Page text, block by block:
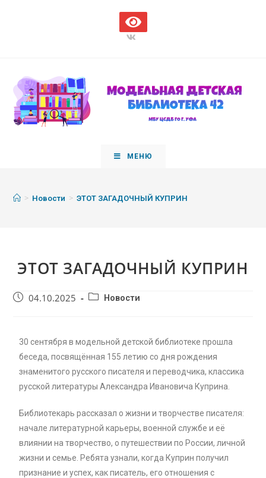
МЕНЮ
> Новости > ЭТОТ ЗАГАДОЧНЫЙ КУПРИН
ЭТОТ ЗАГАДОЧНЫЙ КУПРИН
04.10.2025 Новости
30 сентября в модельной детской библиотеке прошла
беседа, посвящённая 155 летию со дня рождения
знаменитого русского писателя и переводчика, классика
русской литературы Александра Ивановича Куприна.
Библиотекарь рассказал о жизни и творчестве писателя:
начале литературной карьеры, военной службе и её
влиянии на творчество, о путешествии по России, личной
жизни и семье. Ребята узнали, когда Куприн получил
признание и успех, как писатель, его отношения с